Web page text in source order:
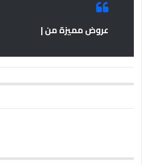
عروض مميزة من |